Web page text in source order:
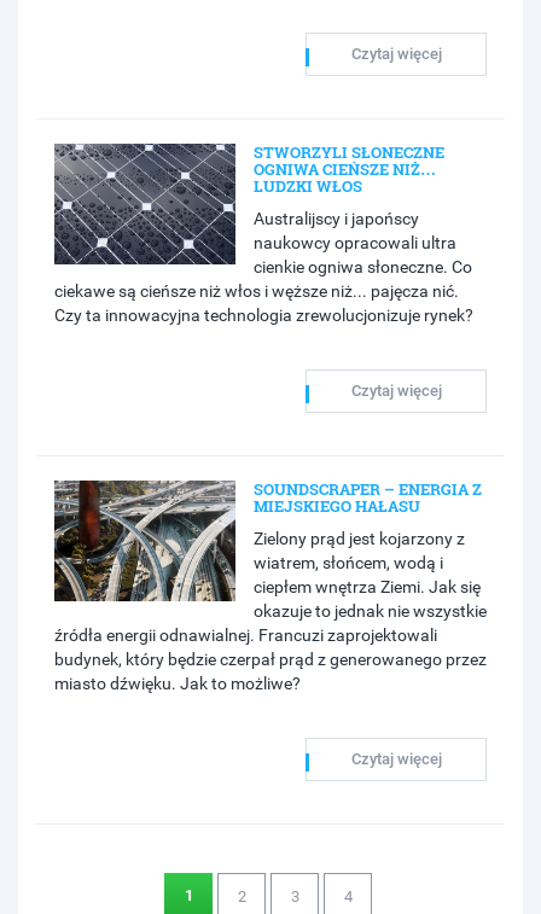
Czytaj więcej
STWORZYLI SŁONECZNE
OGNIWA CIEŃSZE NIŻ…
LUDZKI WŁOS
Australijscy i japońscy
naukowcy opracowali ultra
cienkie ogniwa słoneczne. Co
ciekawe są cieńsze niż włos i węższe niż... pajęcza nić.
Czy ta innowacyjna technologia zrewolucjonizuje rynek?
Czytaj więcej
SOUNDSCRAPER – ENERGIA Z
MIEJSKIEGO HAŁASU
Zielony prąd jest kojarzony z
wiatrem, słońcem, wodą i
ciepłem wnętrza Ziemi. Jak się
okazuje to jednak nie wszystkie
źródła energii odnawialnej. Francuzi zaprojektowali
budynek, który będzie czerpał prąd z generowanego przez
miasto dźwięku. Jak to możliwe?
Czytaj więcej
1 2 3 4